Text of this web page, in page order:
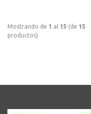
Mostrando de 1 al 15 (de 15
productos)